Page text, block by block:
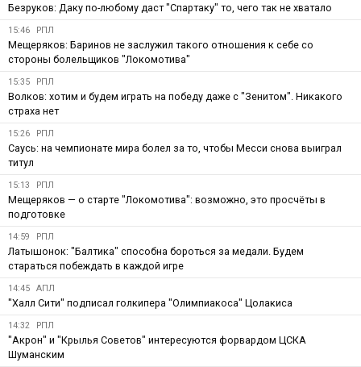
Безруков: Даку по-любому даст "Спартаку" то, чего так не хватало
15:46 РПЛ
Мещеряков: Баринов не заслужил такого отношения к себе со
стороны болельщиков "Локомотива"
15:35 РПЛ
Волков: хотим и будем играть на победу даже с "Зенитом". Никакого
страха нет
15:26 РПЛ
Саусь: на чемпионате мира болел за то, чтобы Месси снова выиграл
титул
15:13 РПЛ
Мещеряков — о старте "Локомотива": возможно, это просчёты в
подготовке
14:59 РПЛ
Латышонок: "Балтика" способна бороться за медали. Будем
стараться побеждать в каждой игре
14:45 АПЛ
"Халл Сити" подписал голкипера "Олимпиакоса" Цолакиса
14:32 РПЛ
"Акрон" и "Крылья Советов" интересуются форвардом ЦСКА
Шуманским